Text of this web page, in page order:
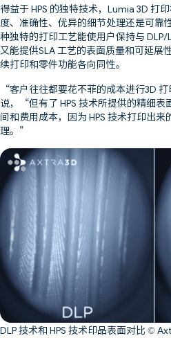
得益于 HPS 的独特技术，Lumia 3D 打
度、准确性、优异的细节处理还是可靠
种独特的打印工艺能使用户保持与 DLP/
又能提供SLA 工艺的表面质量和可延展
续打印和零件功能各向同性。
“客户往往都要花不菲的成本进行3D
说，“但有了 HPS 技术所提供的精细
间和费用成本，因为 HPS 技术打印出
理。”
DLP 技术和 HPS 技术印品表面对比 ©